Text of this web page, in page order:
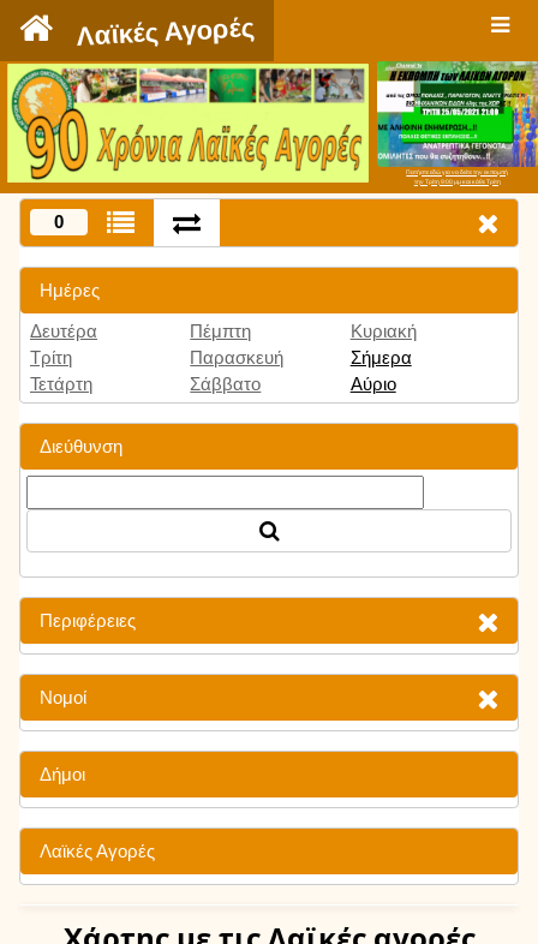
Λαϊκές Αγορές
Πατήστε εδώ για να δείτε την εκπομπή
την Τρίτη 9:00 μμ και κάθε Τρίτη
0
Ημέρες
Δευτέρα
Τρίτη
Τετάρτη
Πέμπτη
Παρασκευή
Σάββατο
Κυριακή
Σήμερα
Αύριο
Διεύθυνση
Περιφέρειες
Νομοί
Δήμοι
Λαϊκές Αγορές